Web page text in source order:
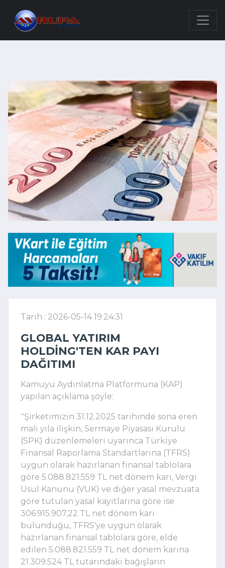
Tarih : 2026-05-14 19:24:31
GLOBAL YATIRIM
HOLDING'TEN KAR PAYI
DAĞITIMI
Kamuyu Aydınlatma Platformuna (KAP)
yapılan açıklama şöyle:
''Şirketimizin 31.12.2025 tarihinde sona eren
mali yıla ilişkin, Sermaye Piyasası Kurulu
(SPK) düzenlemeleri uyarınca Türkiye
Finansal Raporlama Standartlarına (TFRS)
uygun olarak hazırlanan finansal tablolara
göre 5.088.821.559 TL net dönem karı, Vergi
Usul Kanunu (VUK) ve diğer yasal mevzuata
göre tutulan yasal kayıtlarına göre ise
306.915.907,22 TL net dönem karı
bulunduğu, TFRS'ye uygun olarak
hazırlanan finansal tablolara göre, elde
edilen 5.088.821.559 TL net dönem karına
21.309.524 TL tutarındaki bağışların